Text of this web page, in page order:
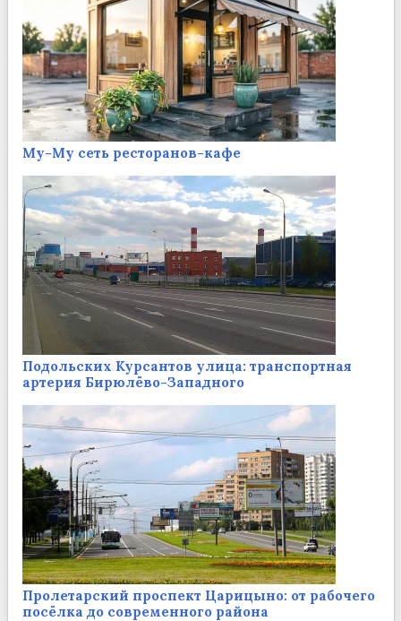
Му-Му сеть ресторанов-кафе
Подольских Курсантов улица: транспортная
артерия Бирюлёво-Западного
Пролетарский проспект Царицыно: от рабочего
посёлка до современного района